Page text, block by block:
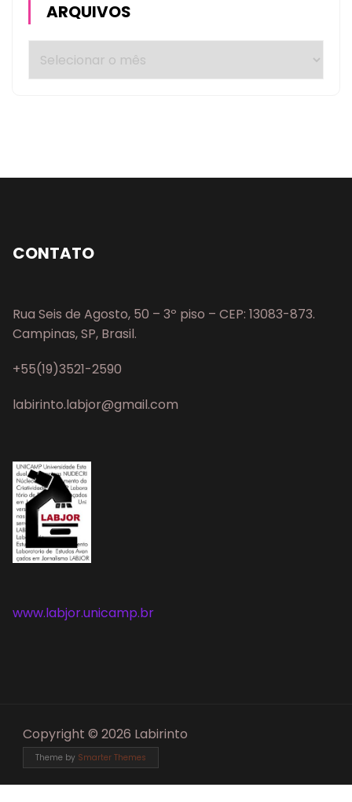
ARQUIVOS
CONTATO
Rua Seis de Agosto, 50 – 3º piso – CEP: 13083-873.
Campinas, SP, Brasil.
+55(19)3521-2590
labirinto.labjor@gmail.com
www.labjor.unicamp.br
Copyright © 2026 Labirinto
Theme by Smarter Themes